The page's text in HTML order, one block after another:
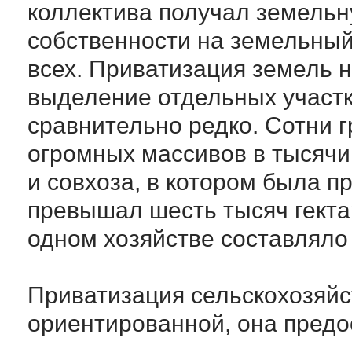
коллектива получал
собственности на
всех. Приватизация земель
выделение отдельных
сравнительно редко. Сотни
огромных массивов в
и совхоза, в котором была
превышал шесть тысяч
одном хозяйстве
Приватизация
ориентированной, она